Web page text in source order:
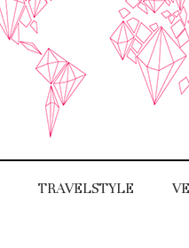
TRAVELSTYLE